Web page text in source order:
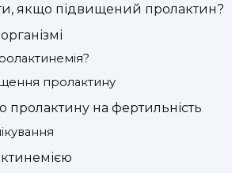
якщо підвищений пролактин?
пролактину
пролактину на фертильність